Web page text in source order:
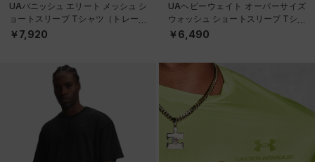
UAバニッシュ エリート メッシュ シ
ョートスリーブ Tシャツ（トレーニ
ング/WOMEN）
￥7,920
UAヘビーウェイト オーバーサイズ
ウォッシュ ショートスリーブ Tシャ
ツ（ライフスタイル/MEN）
￥6,490